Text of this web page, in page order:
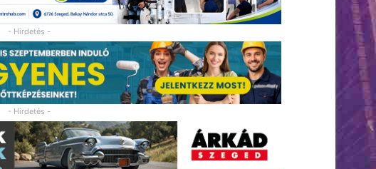
- Hirdetés -
- Hirdetés -